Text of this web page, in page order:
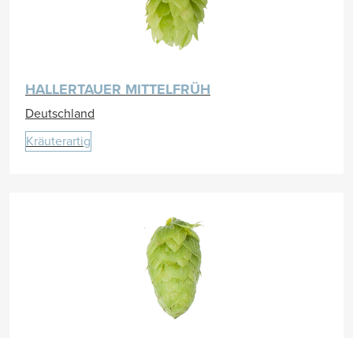
HALLERTAUER MITTELFRÜH
Deutschland
Kräuterartig